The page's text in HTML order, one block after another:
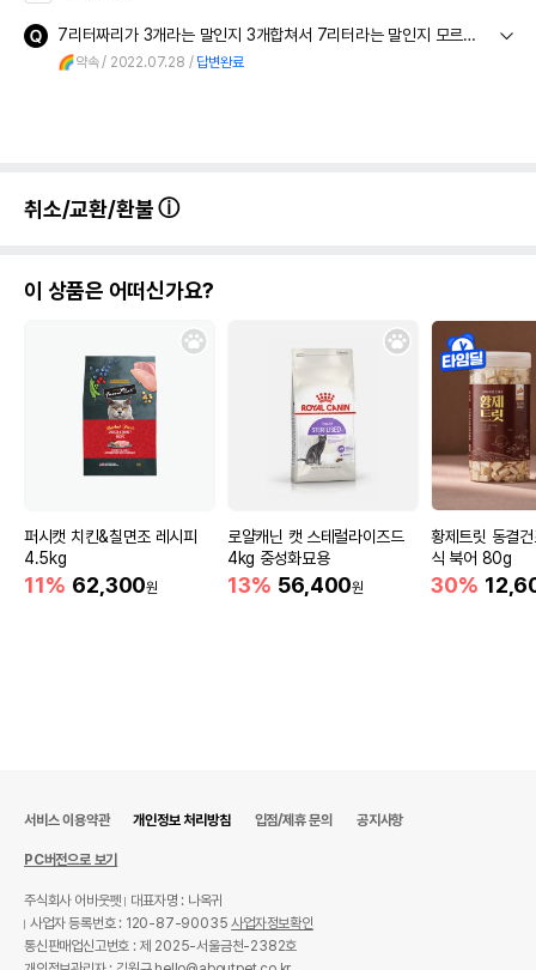
7리터짜리가 3개라는 말인지 3개합쳐서 7리터라는 말인지 모르겠네요 어떤게 맞는건가요???
🌈약속 2022.07.28 답변완료
취소/교환/환불
이 상품은 어떠신가요?
퍼시캣 치킨&칠면조 레시피
4.5kg
11% 62,300원
로얄캐닌 캣 스테럴라이즈드
4kg 중성화묘용
13% 56,400원
황제트릿 동결
식 북어 80g
30%
서비스 이용약관 개인정보 처리방침 입점/제휴 문의 공지사항
PC버전으로 보기
주식회사 어바웃펫
대표자명 : 나옥귀
사업자 등록번호 : 120-87-90035사업자정보확인
통신판매업신고번호 : 제 2025-서울금천-2382호